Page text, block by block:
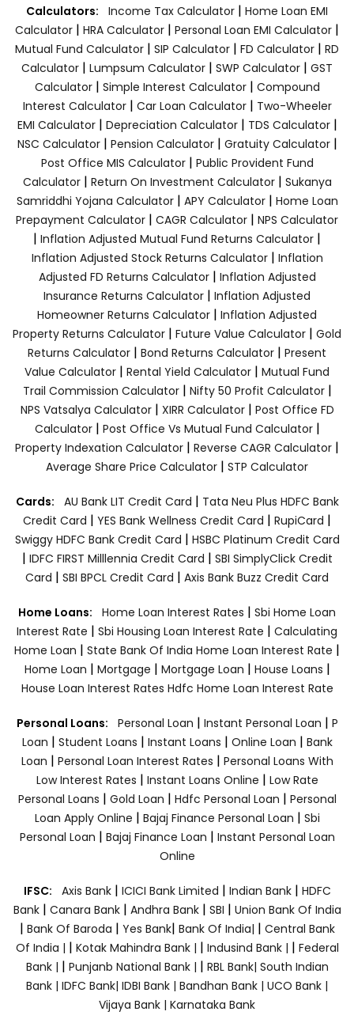
Calculators: Income Tax Calculator | Home Loan EMI
Calculator | HRA Calculator | Personal Loan EMI Calculator |
Mutual Fund Calculator | SIP Calculator | FD Calculator | RD
Calculator | Lumpsum Calculator | SWP Calculator | GST
Calculator| Simple Interest Calculator| Compound
Interest Calculator| Car Loan Calculator| Two-Wheeler
EMI Calculator| Depreciation Calculator| TDS Calculator|
NSC Calculator| Pension Calculator| Gratuity Calculator|
Post Office MIS Calculator| Public Provident Fund
Calculator| Return On Investment Calculator| Sukanya
Samriddhi Yojana Calculator| APY Calculator| Home Loan
Prepayment Calculator | CAGR Calculator | NPS Calculator
| Inflation Adjusted Mutual Fund Returns Calculator |
Inflation Adjusted Stock Returns Calculator| Inflation
Adjusted FD Returns Calculator| Inflation Adjusted
Insurance Returns Calculator | Inflation Adjusted
Homeowner Returns Calculator | Inflation Adjusted
Property Returns Calculator | Future Value Calculator | Gold
Returns Calculator | Bond Returns Calculator | Present
Value Calculator | Rental Yield Calculator | Mutual Fund
Trail Commission Calculator| Nifty 50 Profit Calculator|
NPS Vatsalya Calculator| XIRR Calculator| Post Office FD
Calculator| Post Office Vs Mutual Fund Calculator|
Property Indexation Calculator | Reverse CAGR Calculator |
Average Share Price Calculator | STP Calculator
Cards: AU Bank LIT Credit Card | Tata Neu Plus HDFC Bank
Credit Card | YES Bank Wellness Credit Card | RupiCard |
Swiggy HDFC Bank Credit Card | HSBC Platinum Credit Card
| IDFC FIRST Milllennia Credit Card | SBI SimplyClick Credit
Card | SBI BPCL Credit Card | Axis Bank Buzz Credit Card
Home Loans: Home Loan Interest Rates | Sbi Home Loan
Interest Rate | Sbi Housing Loan Interest Rate | Calculating
Home Loan | State Bank Of India Home Loan Interest Rate |
Home Loan | Mortgage | Mortgage Loan | House Loans |
House Loan Interest Rates Hdfc Home Loan Interest Rate
Personal Loans: Personal Loan | Instant Personal Loan | P
Loan | Student Loans | Instant Loans | Online Loan | Bank
Loan | Personal Loan Interest Rates | Personal Loans With
Low Interest Rates | Instant Loans Online | Low Rate
Personal Loans | Gold Loan | Hdfc Personal Loan | Personal
Loan Apply Online | Bajaj Finance Personal Loan | Sbi
Personal Loan | Bajaj Finance Loan | Instant Personal Loan
Online
IFSC: Axis Bank | ICICI Bank Limited | Indian Bank | HDFC
Bank| Canara Bank | Andhra Bank| SBI | Union Bank Of India
| Bank Of Baroda | Yes Bank| Bank Of India| | Central Bank
Of India | | Kotak Mahindra Bank | | Indusind Bank | | Federal
Bank | | Punjanb National Bank | | RBL Bank| South Indian
Bank | IDFC Bank| IDBI Bank | Bandhan Bank | UCO Bank |
Vijaya Bank | Karnataka Bank